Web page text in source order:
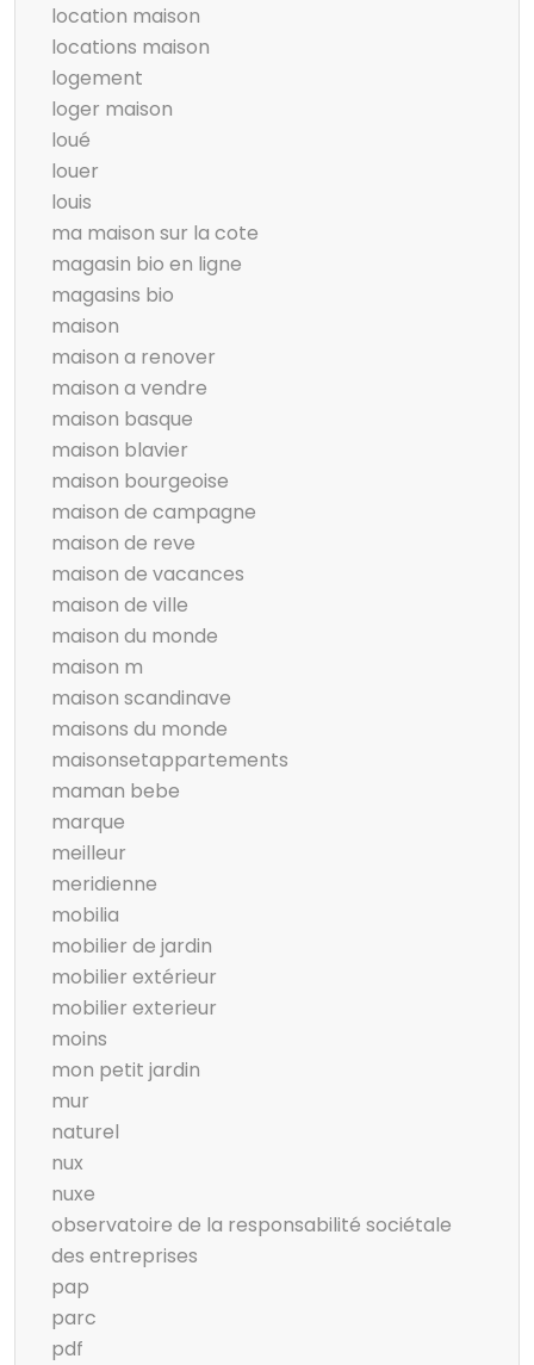
location maison
locations maison
logement
loger maison
loué
louer
louis
ma maison sur la cote
magasin bio en ligne
magasins bio
maison
maison a renover
maison a vendre
maison basque
maison blavier
maison bourgeoise
maison de campagne
maison de reve
maison de vacances
maison de ville
maison du monde
maison m
maison scandinave
maisons du monde
maisonsetappartements
maman bebe
marque
meilleur
meridienne
mobilia
mobilier de jardin
mobilier extérieur
mobilier exterieur
moins
mon petit jardin
mur
naturel
nux
nuxe
observatoire de la responsabilité sociétale
des entreprises
pap
parc
pdf